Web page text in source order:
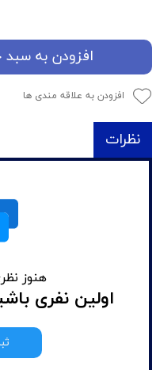
افزودن به سبد
افزودن به علاقه مندی ها
نظرات
هنوز
اولین نفری